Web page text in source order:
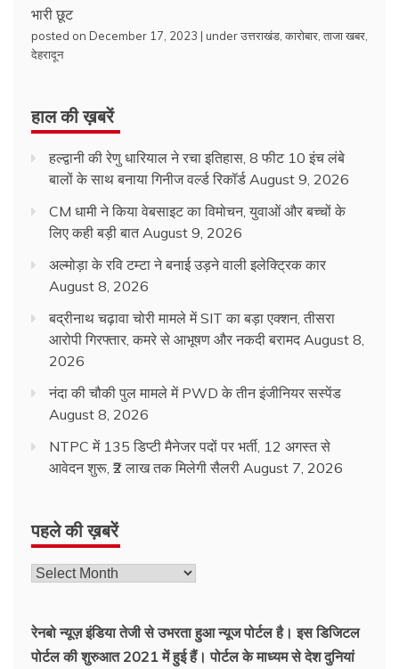
भारी छूट
posted on December 17, 2023 | underउत्तराखंड कारोबार ताजा खबर
देहरादून
हाल की ख़बरें
हल्द्वानी की रेणु धारियाल ने रचा इतिहास, 8 फीट 10 इंच लंबे
बालों के साथ बनाया गिनीज वर्ल्ड रिकॉर्ड August 9, 2026
CM धामी ने किया वेबसाइट का विमोचन, युवाओं और बच्चों के
लिए कही बड़ी बात August 9, 2026
अल्मोड़ा के रवि टम्टा ने बनाई उड़ने वाली इलेक्ट्रिक कार
August 8, 2026
बद्रीनाथ चढ़ावा चोरी मामले में SIT का बड़ा एक्शन, तीसरा
आरोपी गिरफ्तार, कमरे से आभूषण और नकदी बरामद August 8,
2026
नंदा की चौकी पुल मामले में PWD के तीन इंजीनियर सस्पेंड
August 8, 2026
NTPC में 135 डिप्टी मैनेजर पदों पर भर्ती, 12 अगस्त से
आवेदन शुरू, ₹2 लाख तक मिलेगी सैलरी August 7, 2026
पहले की ख़बरें
रेनबो न्यूज़ इंडिया तेजी से उभरता हुआ न्‍यूज पोर्टल है। इस डिजिटल
पोर्टल की शुरुआत 2021 में हुई हैं। पोर्टल के माध्यम से देश दुनियां